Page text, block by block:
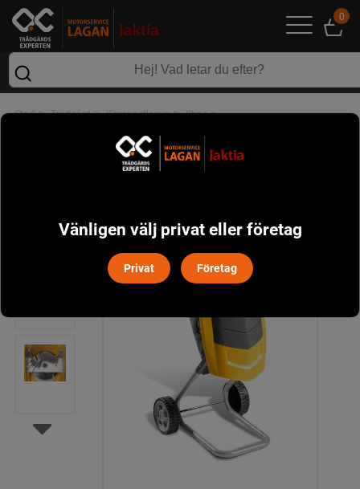
0
Start> Trädgård> Kompostkvarn> Stiga>
Vänligen välj privat eller företag
Privat Företag